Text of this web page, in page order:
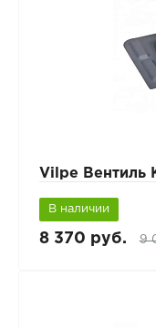
Vilpe Вентиль
В наличии
8 370 руб. 9